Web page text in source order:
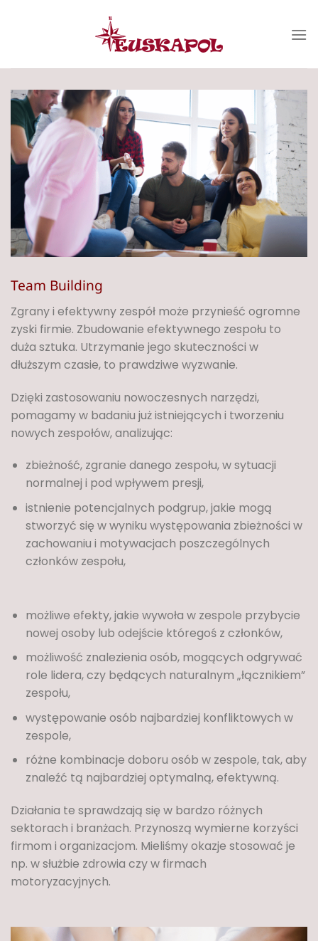
Team Building
Zgrany i efektywny zespół może przynieść ogromne
zyski firmie. Zbudowanie efektywnego zespołu to
duża sztuka. Utrzymanie jego skuteczności w
dłuższym czasie, to prawdziwe wyzwanie.
Dzięki zastosowaniu nowoczesnych narzędzi,
pomagamy w badaniu już istniejących i tworzeniu
nowych zespołów, analizując:
zbieżność, zgranie danego zespołu, w sytuacji
normalnej i pod wpływem presji,
istnienie potencjalnych podgrup, jakie mogą
stworzyć się w wyniku występowania zbieżności w
zachowaniu i motywacjach poszczególnych
członków zespołu,
możliwe efekty, jakie wywoła w zespole przybycie
nowej osoby lub odejście któregoś z członków,
możliwość znalezienia osób, mogących odgrywać
role lidera, czy będących naturalnym „łącznikiem”
zespołu,
występowanie osób najbardziej konfliktowych w
zespole,
różne kombinacje doboru osób w zespole, tak, aby
znaleźć tą najbardziej optymalną, efektywną.
Działania te sprawdzają się w bardzo różnych
sektorach i branżach. Przynoszą wymierne korzyści
firmom i organizacjom. Mieliśmy okazje stosować je
np. w służbie zdrowia czy w firmach
motoryzacyjnych.